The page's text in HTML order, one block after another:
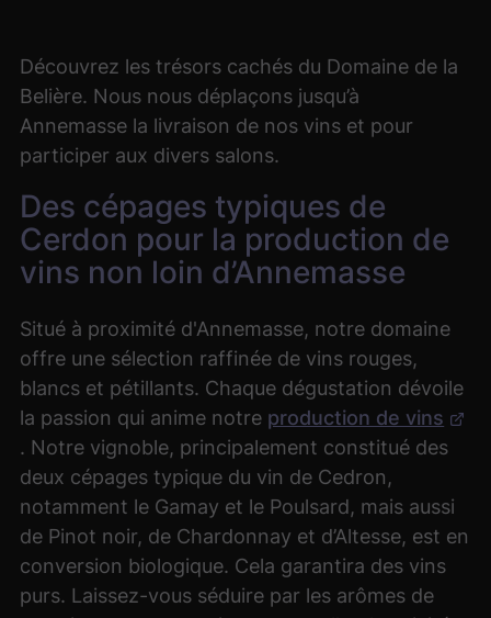
Découvrez les trésors cachés du Domaine de la
Belière. Nous nous déplaçons jusqu’à
Annemasse la livraison de nos vins et pour
participer aux divers salons.
Des cépages typiques de
Cerdon pour la production de
vins non loin d’Annemasse
Situé à proximité d'Annemasse, notre domaine
offre une sélection raffinée de vins rouges,
blancs et pétillants. Chaque dégustation dévoile
la passion qui anime notre production de vins
. Notre vignoble, principalement constitué des
deux cépages typique du vin de Cedron,
notamment le Gamay et le Poulsard, mais aussi
de Pinot noir, de Chardonnay et d’Altesse, est en
conversion biologique. Cela garantira des vins
purs. Laissez-vous séduire par les arômes de